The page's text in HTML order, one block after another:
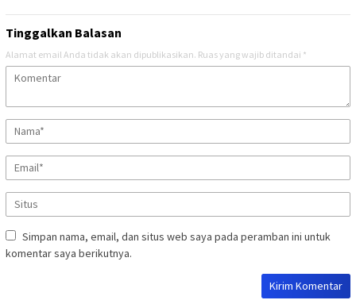
Tinggalkan Balasan
Alamat email Anda tidak akan dipublikasikan. Ruas yang wajib ditandai *
Simpan nama, email, dan situs web saya pada peramban ini untuk
komentar saya berikutnya.